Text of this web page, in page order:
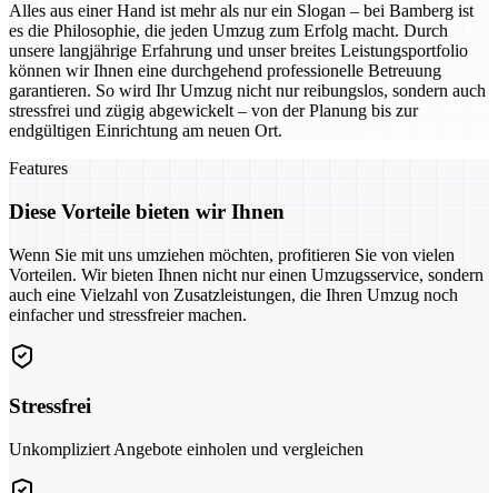
Alles aus einer Hand ist mehr als nur ein Slogan – bei Bamberg ist
es die Philosophie, die jeden Umzug zum Erfolg macht. Durch
unsere langjährige Erfahrung und unser breites Leistungsportfolio
können wir Ihnen eine durchgehend professionelle Betreuung
garantieren. So wird Ihr Umzug nicht nur reibungslos, sondern auch
stressfrei und zügig abgewickelt – von der Planung bis zur
endgültigen Einrichtung am neuen Ort.
Features
Diese Vorteile bieten wir Ihnen
Wenn Sie mit uns umziehen möchten, profitieren Sie von vielen
Vorteilen. Wir bieten Ihnen nicht nur einen Umzugsservice, sondern
auch eine Vielzahl von Zusatzleistungen, die Ihren Umzug noch
einfacher und stressfreier machen.
Stressfrei
Unkompliziert Angebote einholen und vergleichen